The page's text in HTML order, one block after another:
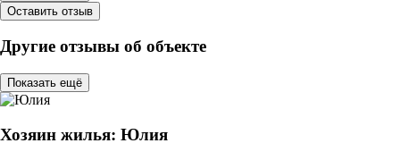
Оставить отзыв
Другие отзывы об объекте
Показать ещё
Хозяин жилья: Юлия